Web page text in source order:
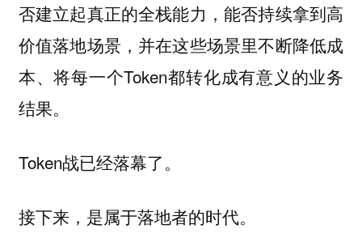
否建立起真正的全栈能力，能否持续拿到高
价值落地场景，并在这些场景里不断降低成
本、将每一个Token都转化成有意义的业务
结果。
Token战已经落幕了。
接下来，是属于落地者的时代。